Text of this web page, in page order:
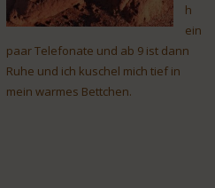
h
ein
paar Telefonate und ab 9 ist dann
Ruhe und ich kuschel mich tief in
mein warmes Bettchen.